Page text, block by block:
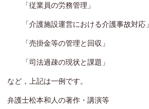
「従業員の労務管理」
「介護施設運営における介護事故対応」
「売掛金等の管理と回収」
「司法過疎の現状と課題」
など，上記は一例です。
弁護士松本和人の著作・講演等